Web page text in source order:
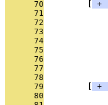
      70
+
      71
      72
      73
      74
      75
      76
      77
      78
      79
+
      80